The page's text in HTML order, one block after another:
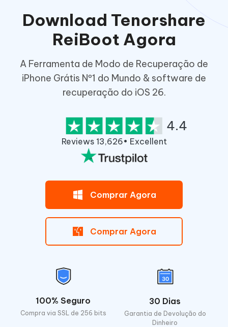
Download Tenorshare
ReiBoot Agora
A Ferramenta de Modo de Recuperação de
iPhone Grátis Nº1 do Mundo & software de
recuperação do iOS 26.
Reviews 13,626• Excellent
4.4
Comprar Agora
Comprar Agora
100% Seguro
Compra via SSL de 256 bits
30 Dias
Garantia de Devolução do
Dinheiro